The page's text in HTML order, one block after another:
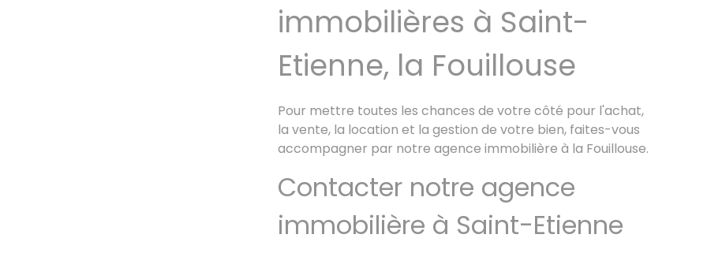
immobilières à Saint-
Etienne, la Fouillouse
Pour mettre toutes les chances de votre côté pour l'achat,
la vente, la location et la gestion de votre bien, faites-vous
accompagner par notre agence immobilière à la Fouillouse.
Contacter notre agence
immobilière à Saint-Etienne